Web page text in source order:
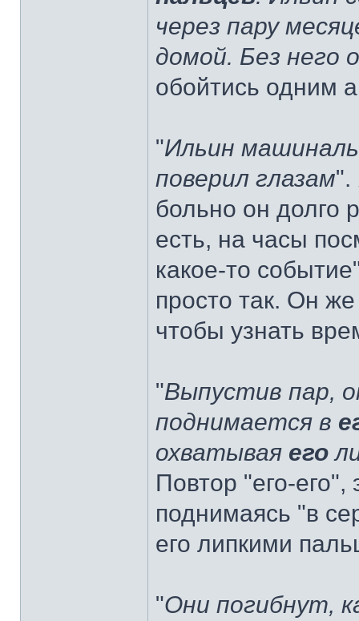
через пару
домой. Без него
обойтись одним
"Ильин
поверил глазам".
больно он долго
есть, на часы
какое-то
просто так. Он
чтобы узнать
"Выпустив пар,
поднимается в
охватывая его
Повтор "его-
поднимаясь "в
его липкими
"Они погибнут,